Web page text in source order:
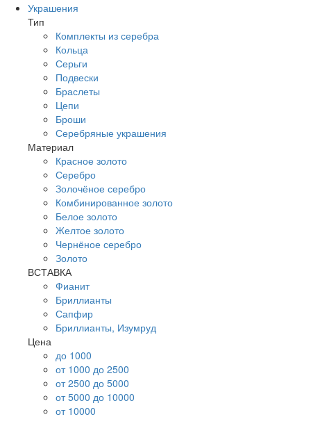
Украшения
Тип
Комплекты из серебра
Кольца
Серьги
Подвески
Браслеты
Цепи
Броши
Серебряные украшения
Материал
Красное золото
Серебро
Золочёное серебро
Комбинированное золото
Белое золото
Желтое золото
Чернёное серебро
Золото
ВСТАВКА
Фианит
Бриллианты
Сапфир
Бриллианты, Изумруд
Цена
до 1000
от 1000 до 2500
от 2500 до 5000
от 5000 до 10000
от 10000